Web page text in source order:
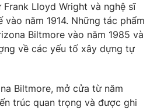
VTV Thể thao
Bất động sản
Tấm lòng Việt
Lloyd Wright và nghệ sĩ
năm 1914. Những tác phẩm
Biltmore vào năm 1985 và
về các yếu tố xây dựng tự
Biltmore, mở cửa từ năm
trúc quan trọng và được ghi